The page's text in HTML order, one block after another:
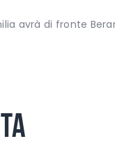
avrà di fronte